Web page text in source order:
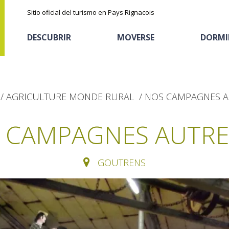
Sitio oficial del turismo en Pays Rignacois
DESCUBRIR
naturales
El sendero etno-botanico en Ségala
"Al travers"
MOVERSE
Cicloturismo
Actividades
Casas de huéspedes
Descubrimiento del
AGRICULTURE MONDE RURAL NOS CAMPAGNES
GOUTRENS